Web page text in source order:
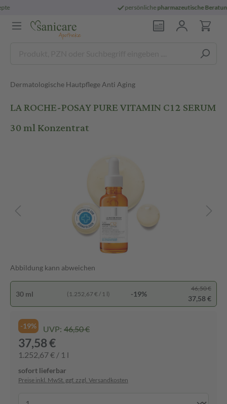
pharmazeutische Beratung
Dermatologische Hautpflege Anti Aging
LA ROCHE-POSAY PURE VITAMIN C12 SERUM
30 ml Konzentrat
Abbildung kann abweichen
30 ml (1.252,67 € / 1 l) -19%
46,50 €
37,58 €
-19% UVP: 46,50 €
37,58 €
1.252,67 € / 1 l
sofort lieferbar
Preise inkl. MwSt. ggf. zzgl. Versandkosten